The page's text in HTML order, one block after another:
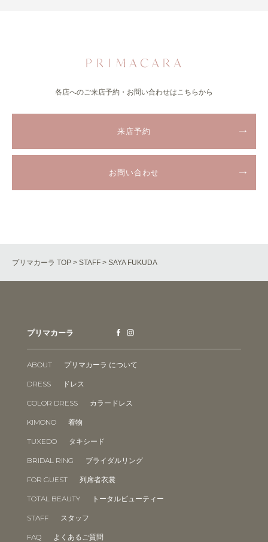
各店へのご来店予約・お問い合わせはこちらから
来店予約
お問い合わせ
プリマカーラ TOP > STAFF > SAYA FUKUDA
プリマカーラ
ABOUT プリマカーラ について
DRESS ドレス
COLOR DRESS カラードレス
KIMONO 着物
TUXEDO タキシード
BRIDAL RING ブライダルリング
FOR GUEST 列席者衣裳
TOTAL BEAUTY トータルビューティー
STAFF スタッフ
FAQ よくあるご質問